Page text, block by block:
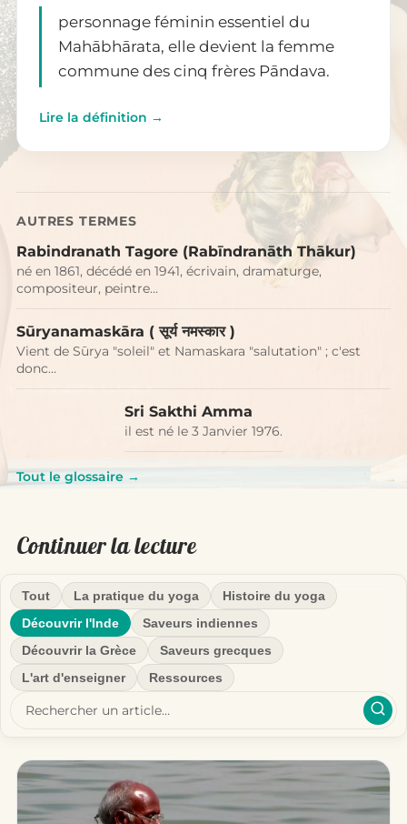
personnage féminin essentiel du
Mahābhārata, elle devient la femme
commune des cinq frères Pāndava.
Lire la définition →
AUTRES TERMES
Rabindranath Tagore (Rab‪ī‬ndranāth Thākur)
né en 1861, décédé en 1941, écrivain, dramaturge,
compositeur, peintre…
Sūryanamaskāra ( सूर्य नमस्कार )
Vient de Sūrya "soleil" et Namaskara "salutation" ; c'est
donc…
Sri Sakthi Amma
il est né le 3 Janvier 1976.
Tout le glossaire →
Continuer la lecture
Tout La pratique du yoga
Histoire du yoga
Découvrir l'Inde
Saveurs indiennes
Découvrir la Grèce
Saveurs grecques
L'art d'enseigner
Ressources